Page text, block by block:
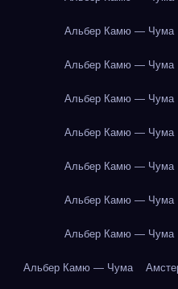
Альбер Камю — Чума
Альбер Камю — Чума
Альбер Камю — Чума
Альбер Камю — Чума
Альбер Камю — Чума
Альбер Камю — Чума
Альбер Камю — Чума
Альбер Камю — Чума